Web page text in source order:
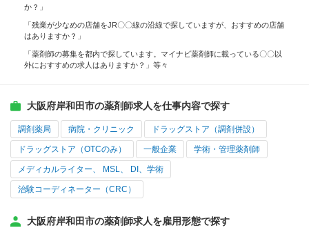
か？」
「残業が少なめの店舗をJR〇〇線の沿線で探していますが、おすすめの店舗
はありますか？」
「薬剤師の募集を都内で探しています。マイナビ薬剤師に載っている〇〇以
外におすすめの求人はありますか？」等々
大阪府岸和田市の薬剤師求人を仕事内容で探す
調剤薬局 病院・クリニック ドラッグストア（調剤併設）
ドラッグストア（OTCのみ） 一般企業 学術・管理薬剤師
メディカルライター、 MSL、 DI、学術
治験コーディネーター（CRC）
大阪府岸和田市の薬剤師求人を雇用形態で探す